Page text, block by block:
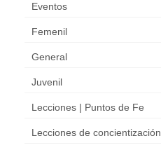
Eventos
Femenil
General
Juvenil
Lecciones | Puntos de Fe
Lecciones de concientización